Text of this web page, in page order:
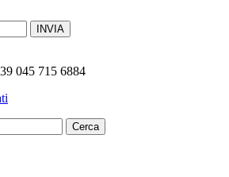
045 715 6884
Cerca